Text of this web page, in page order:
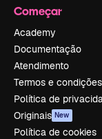
Começar
Academy
Documentação
Atendimento
Termos e condições
Política de
Originais New
Política de cookies